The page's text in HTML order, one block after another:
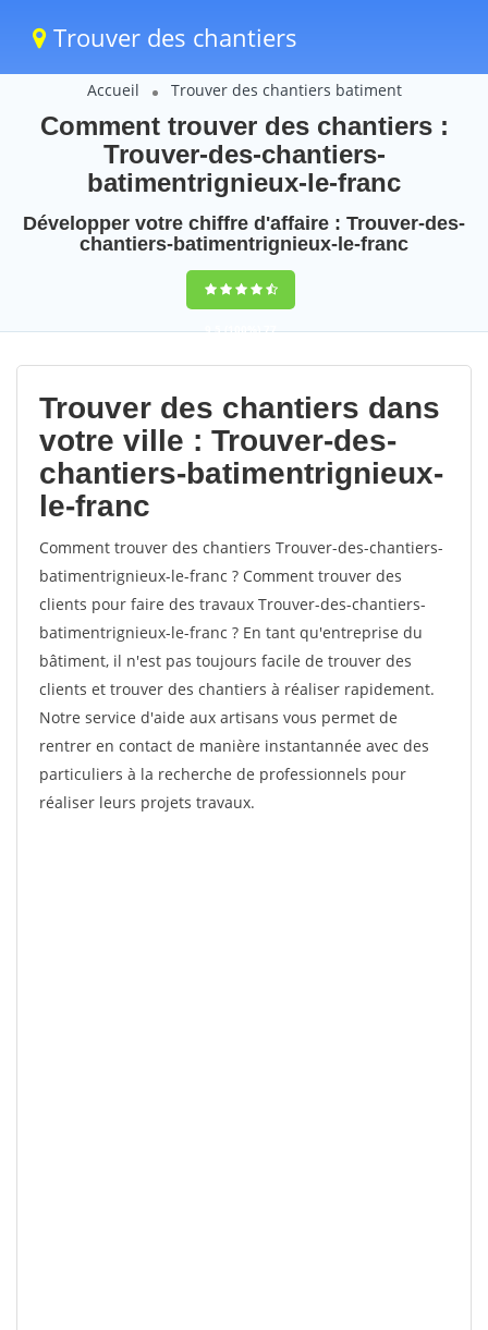
Trouver des chantiers
Accueil Trouver des chantiers batiment
Comment trouver des chantiers :
Trouver-des-chantiers-
batimentrignieux-le-franc
Développer votre chiffre d'affaire : Trouver-des-
chantiers-batimentrignieux-le-franc
9,5(100%)77
votes
Trouver des chantiers dans
votre ville : Trouver-des-
chantiers-batimentrignieux-
le-franc
Comment trouver des chantiers Trouver-des-chantiers-
batimentrignieux-le-franc ? Comment trouver des
clients pour faire des travaux Trouver-des-chantiers-
batimentrignieux-le-franc ? En tant qu'entreprise du
bâtiment, il n'est pas toujours facile de trouver des
clients et trouver des chantiers à réaliser rapidement.
Notre service d'aide aux artisans vous permet de
rentrer en contact de manière instantannée avec des
particuliers à la recherche de professionnels pour
réaliser leurs projets travaux.